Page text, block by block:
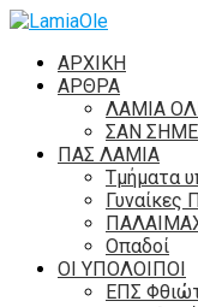
ΑΡΧΙΚΗ
ΑΡΘΡΑ
ΛΑΜΙΑ
ΣΑΝ
ΠΑΣ ΛΑΜΙΑ
Τμήματα
Γυναίκες
Οπαδοί
ΟΙ ΥΠΟΛΟΙΠΟΙ
ΕΠΣ